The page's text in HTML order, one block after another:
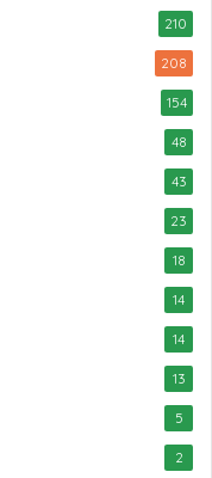
210
208
154
48
43
23
18
14
14
13
5
2